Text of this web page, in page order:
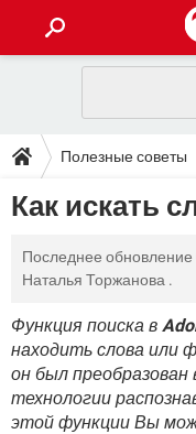
INSTAGRAM
ИГРЫ
GOOGLE
ПОЛЕЗНЫЕ СОВЕТЫ
TIKTOK
WHATSAPP
FACEBOOK
ВИДЕО
YANDEX
ЗАГРУЗКИ
WHATSAPP
WINDOWS 10
YANDEX
ФОРУМ
WHATSAPP
FACEBOOK
WINDOWS 10
TIKTOK
WHATSAPP
FACEBOOK
Полезные советы
Офисные программы
Как искать
Последнее обновление
Наталья Торжанова .
Функция поиска в
находить слова или
он был преобразован
технологии
этой функции Вы